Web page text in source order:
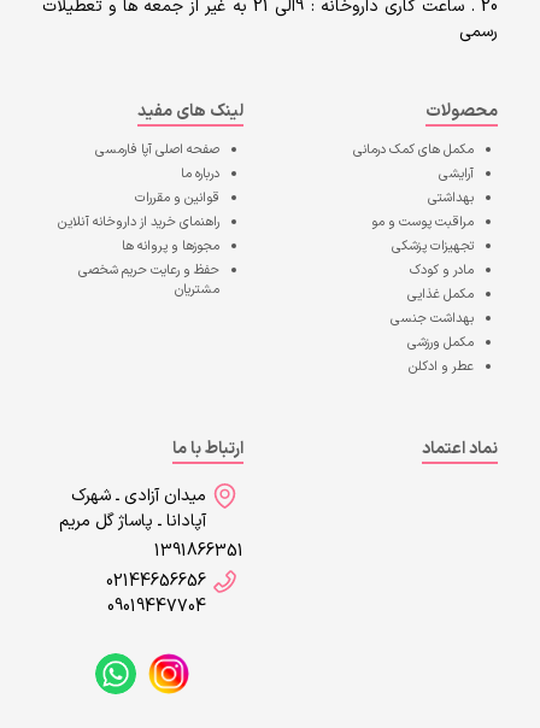
20 . ساعت کاری داروخانه : 9الی 21 به غیر از جمعه ها و تعطیلات
رسمی
محصولات
مکمل های کمک درمانی
آرایشی
بهداشتی
مراقبت پوست و مو
تجهیزات پزشکی
مادر و کودک
مکمل غذایی
بهداشت جنسی
مکمل ورزشی
عطر و ادکلن
لینک های مفید
صفحه اصلیآپا فارمسی
درباره ما
قوانین و مقررات
راهنمای خرید از داروخانه آنلاین
مجوزها و پروانه ها
حفظ و رعایت حریم شخصی
مشتریان
نماد اعتماد
ارتباط با ما
میدان آزادی ـ شهرک
آپادانا ـ پاساژ گل مریم
1391866351
02144656656
09019447704